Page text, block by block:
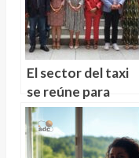
El sector del taxi
se reúne para
combatir la
implantación de
UBER